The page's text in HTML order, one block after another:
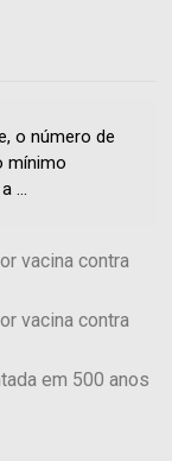
o número de
mínimo
...
vacina contra
vacina contra
em 500 anos